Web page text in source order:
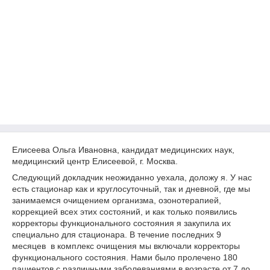
Елисеева Ольга Ивановна, кандидат медицинских наук,
медицинский центр Елисеевой, г. Москва.
Следующий докладчик неожиданно уехала, доложу я. У нас
есть стационар как и круглосуточный, так и дневной, где мы
занимаемся очищением организма, озонотерапией,
коррекцией всех этих состояний, и как только появились
корректоры функционального состояния я закупила их
специально для стационара. В течение последних 9
месяцев в комплекс очищения мы включали корректоры
функционального состояния. Нами было пролечено 180